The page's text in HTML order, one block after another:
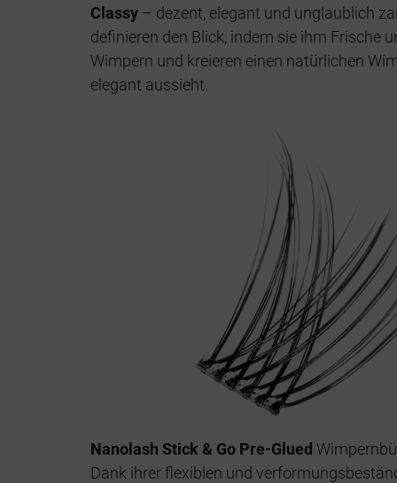
Classy – dezent, elegant und unglaublich
definieren den Blick, indem sie ihm Frische
Wimpern und kreieren einen natürlichen
elegant aussieht.
Nanolash Stick & Go Pre-Glued
Dank ihrer flexiblen und